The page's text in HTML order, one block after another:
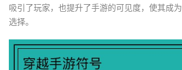
吸引了玩家，也提升了手游的可见度，使其成
选择。